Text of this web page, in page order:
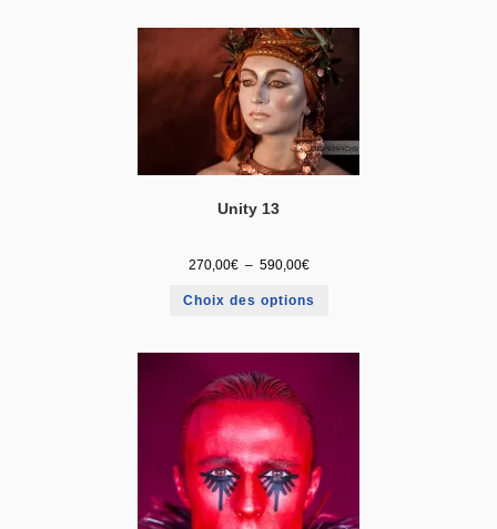
Unity 13
270,00€ – 590,00€
Choix des options